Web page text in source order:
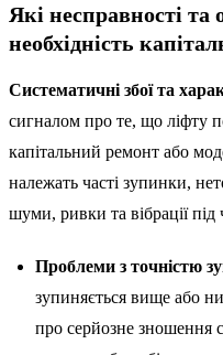
Які несправності та
необхідність
Систематичні збої та
сигналом про те, що ліфту
капітальний ремонт або
належать часті зупинки,
шуми, ривки та вібрації під
Проблеми з точністю
зупиняється вище або
про серйозне зношення